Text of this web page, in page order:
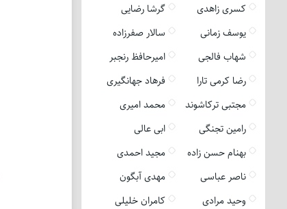
کسری زاهدی
گرشا رضایی
یوسف زمانی
سالار صفرزاده
شهاب فالجی
امیرحافظ رنجبر
رضا کرمی تارا
فرهاد جهانگیری
مجتبی ترکاشوند
محمد امیری
رامین تجنگی
ابی عالی
بهنام حسن زاده
مجید احمدی
ناصر عباسی
مهدی آبگون
وحید مرادی
کامران خلیلی